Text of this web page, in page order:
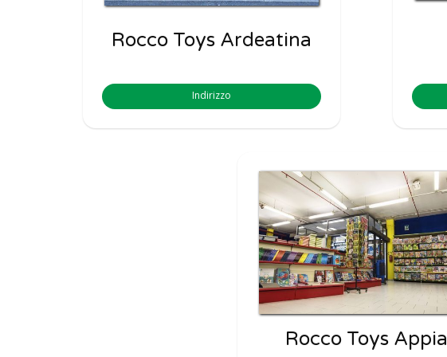
Rocco Toys Ardeatina
Indirizzo
Rocco Toys Appia